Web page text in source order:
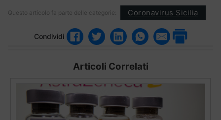
Questo articolo fa parte delle categorie: Coronavirus Sicilia
Condividi
Articoli Correlati